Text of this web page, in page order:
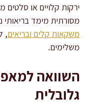
ירקות קלויים או
מסורתית מימד
משקאות קלים ובריאים,
משלימים.
השוואה
גלובלית